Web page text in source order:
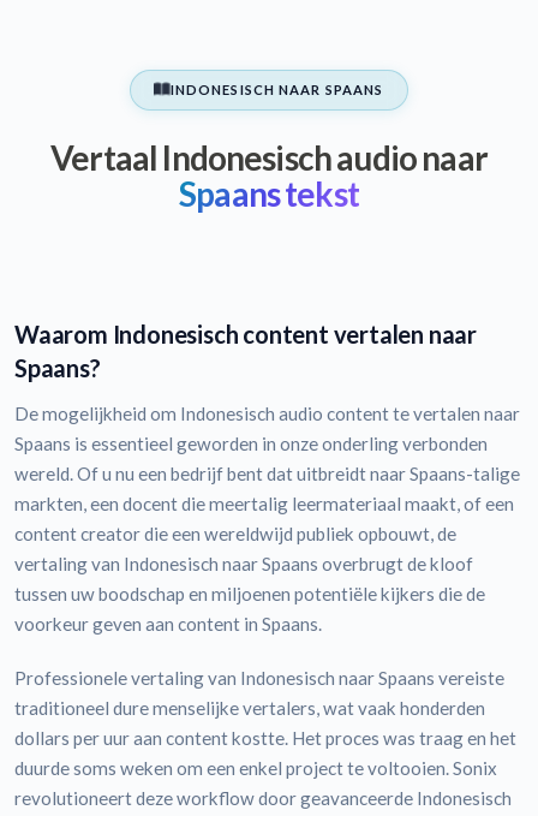
INDONESISCH NAAR SPAANS
Vertaal Indonesisch audio naar
Spaans tekst
Waarom Indonesisch content vertalen naar
Spaans?
De mogelijkheid om Indonesisch audio content te vertalen naar
Spaans is essentieel geworden in onze onderling verbonden
wereld. Of u nu een bedrijf bent dat uitbreidt naar Spaans-talige
markten, een docent die meertalig leermateriaal maakt, of een
content creator die een wereldwijd publiek opbouwt, de
vertaling van Indonesisch naar Spaans overbrugt de kloof
tussen uw boodschap en miljoenen potentiële kijkers die de
voorkeur geven aan content in Spaans.
Professionele vertaling van Indonesisch naar Spaans vereiste
traditioneel dure menselijke vertalers, wat vaak honderden
dollars per uur aan content kostte. Het proces was traag en het
duurde soms weken om een enkel project te voltooien. Sonix
revolutioneert deze workflow door geavanceerde Indonesisch